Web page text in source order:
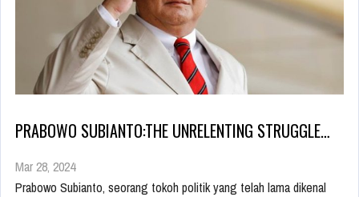
PRABOWO SUBIANTO:THE UNRELENTING STRUGGLE…
Mar 28, 2024
Prabowo Subianto, seorang tokoh politik yang telah lama dikenal